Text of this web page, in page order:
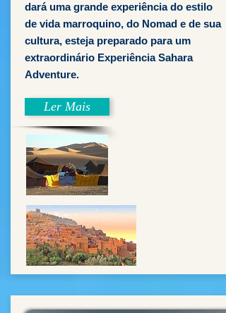
dará uma grande experiência do estilo
de vida marroquino, do Nomad e de sua
cultura, esteja preparado para um
extraordinário Experiência Sahara
Adventure.
Ler Mais